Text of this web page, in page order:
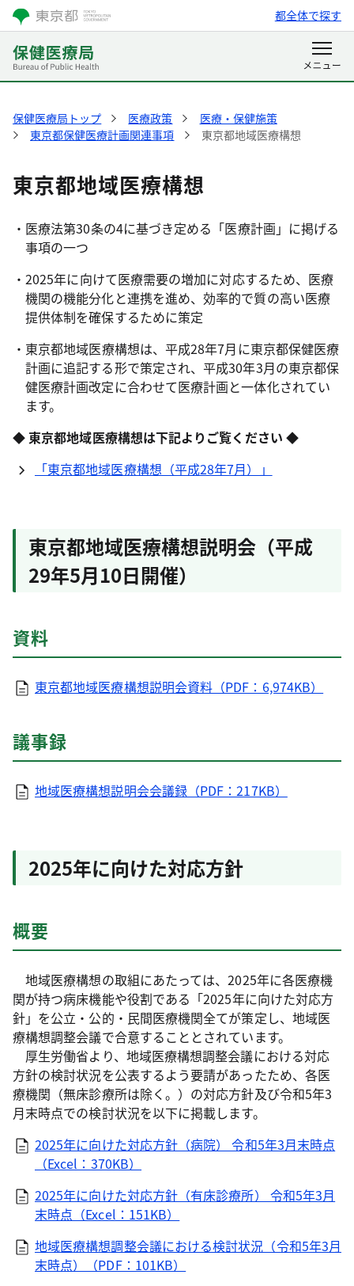
都全体で探す
保健医療局トップ 医療政策
医療・保健施策
東京都保健医療計画関連事項
東京都地域医療構想
東京都地域医療構想
・医療法第30条の4に基づき定める「医療計画」に掲げる
事項の一つ
・2025年に向けて医療需要の増加に対応するため、医療
機関の機能分化と連携を進め、効率的で質の高い医療
提供体制を確保するために策定
・東京都地域医療構想は、平成28年7月に東京都保健医療
計画に追記する形で策定され、平成30年3月の東京都保
健医療計画改定に合わせて医療計画と一体化されてい
ます。
◆ 東京都地域医療構想は下記よりご覧ください ◆
「東京都地域医療構想（平成28年7月）」
東京都地域医療構想説明会（平成
29年5月10日開催）
資料
東京都地域医療構想説明会資料（PDF：6,974KB）
議事録
地域医療構想説明会会議録（PDF：217KB）
2025年に向けた対応方針
概要
地域医療構想の取組にあたっては、2025年に各医療機
関が持つ病床機能や役割である「2025年に向けた対応方
針」を公立・公的・民間医療機関全てが策定し、地域医
療構想調整会議で合意することとされています。
厚生労働省より、地域医療構想調整会議における対応
方針の検討状況を公表するよう要請があったため、各医
療機関（無床診療所は除く。）の対応方針及び令和5年3
月末時点での検討状況を以下に掲載します。
2025年に向けた対応方針（病院） 令和5年3月末時点
（Excel：370KB）
2025年に向けた対応方針（有床診療所） 令和5年3月
末時点（Excel：151KB）
地域医療構想調整会議における検討状況（令和5年3月
末時点）（PDF：101KB）